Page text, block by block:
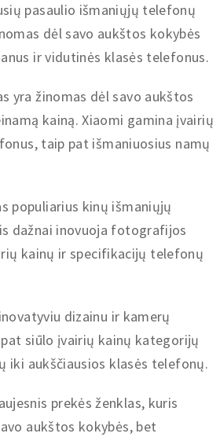
pasaulio išmaniųjų telefonų
dėl savo aukštos kokybės
ir vidutinės klasės telefonus.
yra žinomas dėl savo aukštos
kainą. Xiaomi gamina įvairių
taip pat išmaniuosius namų
populiarius kinų išmaniųjų
dažnai inovuoja fotografijos
kainų ir specifikacijų telefonų
dizainu ir kamerų
siūlo įvairių kainų kategorijų
iki aukščiausios klasės telefonų.
prekės ženklas, kuris
aukštos kokybės, bet